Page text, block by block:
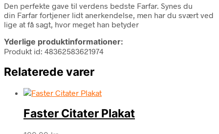
Den perfekte gave til verdens bedste Farfar. Synes du
din Farfar fortjener lidt anerkendelse, men har du svært ved
lige at få sagt, hvor meget han betyder
Yderlige produktinformationer:
Produkt id: 48362583621974
Relaterede varer
Faster Citater Plakat